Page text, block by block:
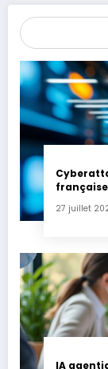
27 juillet
IA